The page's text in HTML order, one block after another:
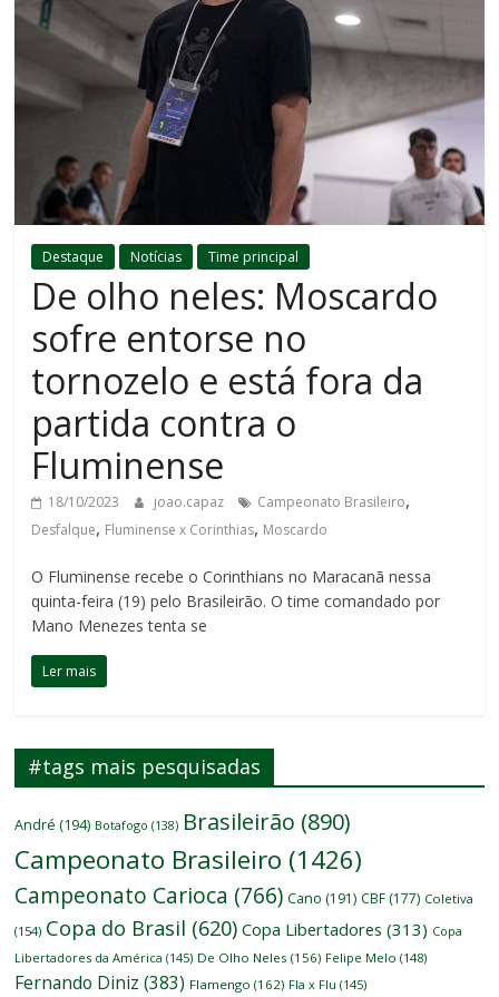
Destaque Notícias Time principal
De olho neles: Moscardo
sofre entorse no
tornozelo e está fora da
partida contra o
Fluminense
18/10/2023 joao.capaz Campeonato Brasileiro,
Desfalque, Fluminense x Corinthias, Moscardo
O Fluminense recebe o Corinthians no Maracanã nessa
quinta-feira (19) pelo Brasileirão. O time comandado por
Mano Menezes tenta se
Ler mais
#tags mais pesquisadas
André (194) Botafogo (138) Brasileirão (890)
Campeonato Brasileiro (1426)
Campeonato Carioca (766) Cano (191) CBF (177) Coletiva
(154) Copa do Brasil (620) Copa Libertadores (313) Copa
Libertadores da América (145) De Olho Neles (156) Felipe Melo (148)
Fernando Diniz (383) Flamengo (162) Fla x Flu (145)